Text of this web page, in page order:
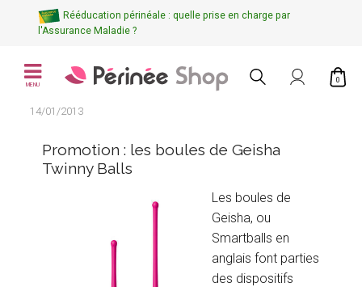
Rééducation périnéale : quelle prise en charge par
l'Assurance Maladie ?
MENU
0
14/01/2013
Promotion : les boules de Geisha
Twinny Balls
Les boules de
Geisha, ou
Smartballs en
anglais font parties
des dispositifs